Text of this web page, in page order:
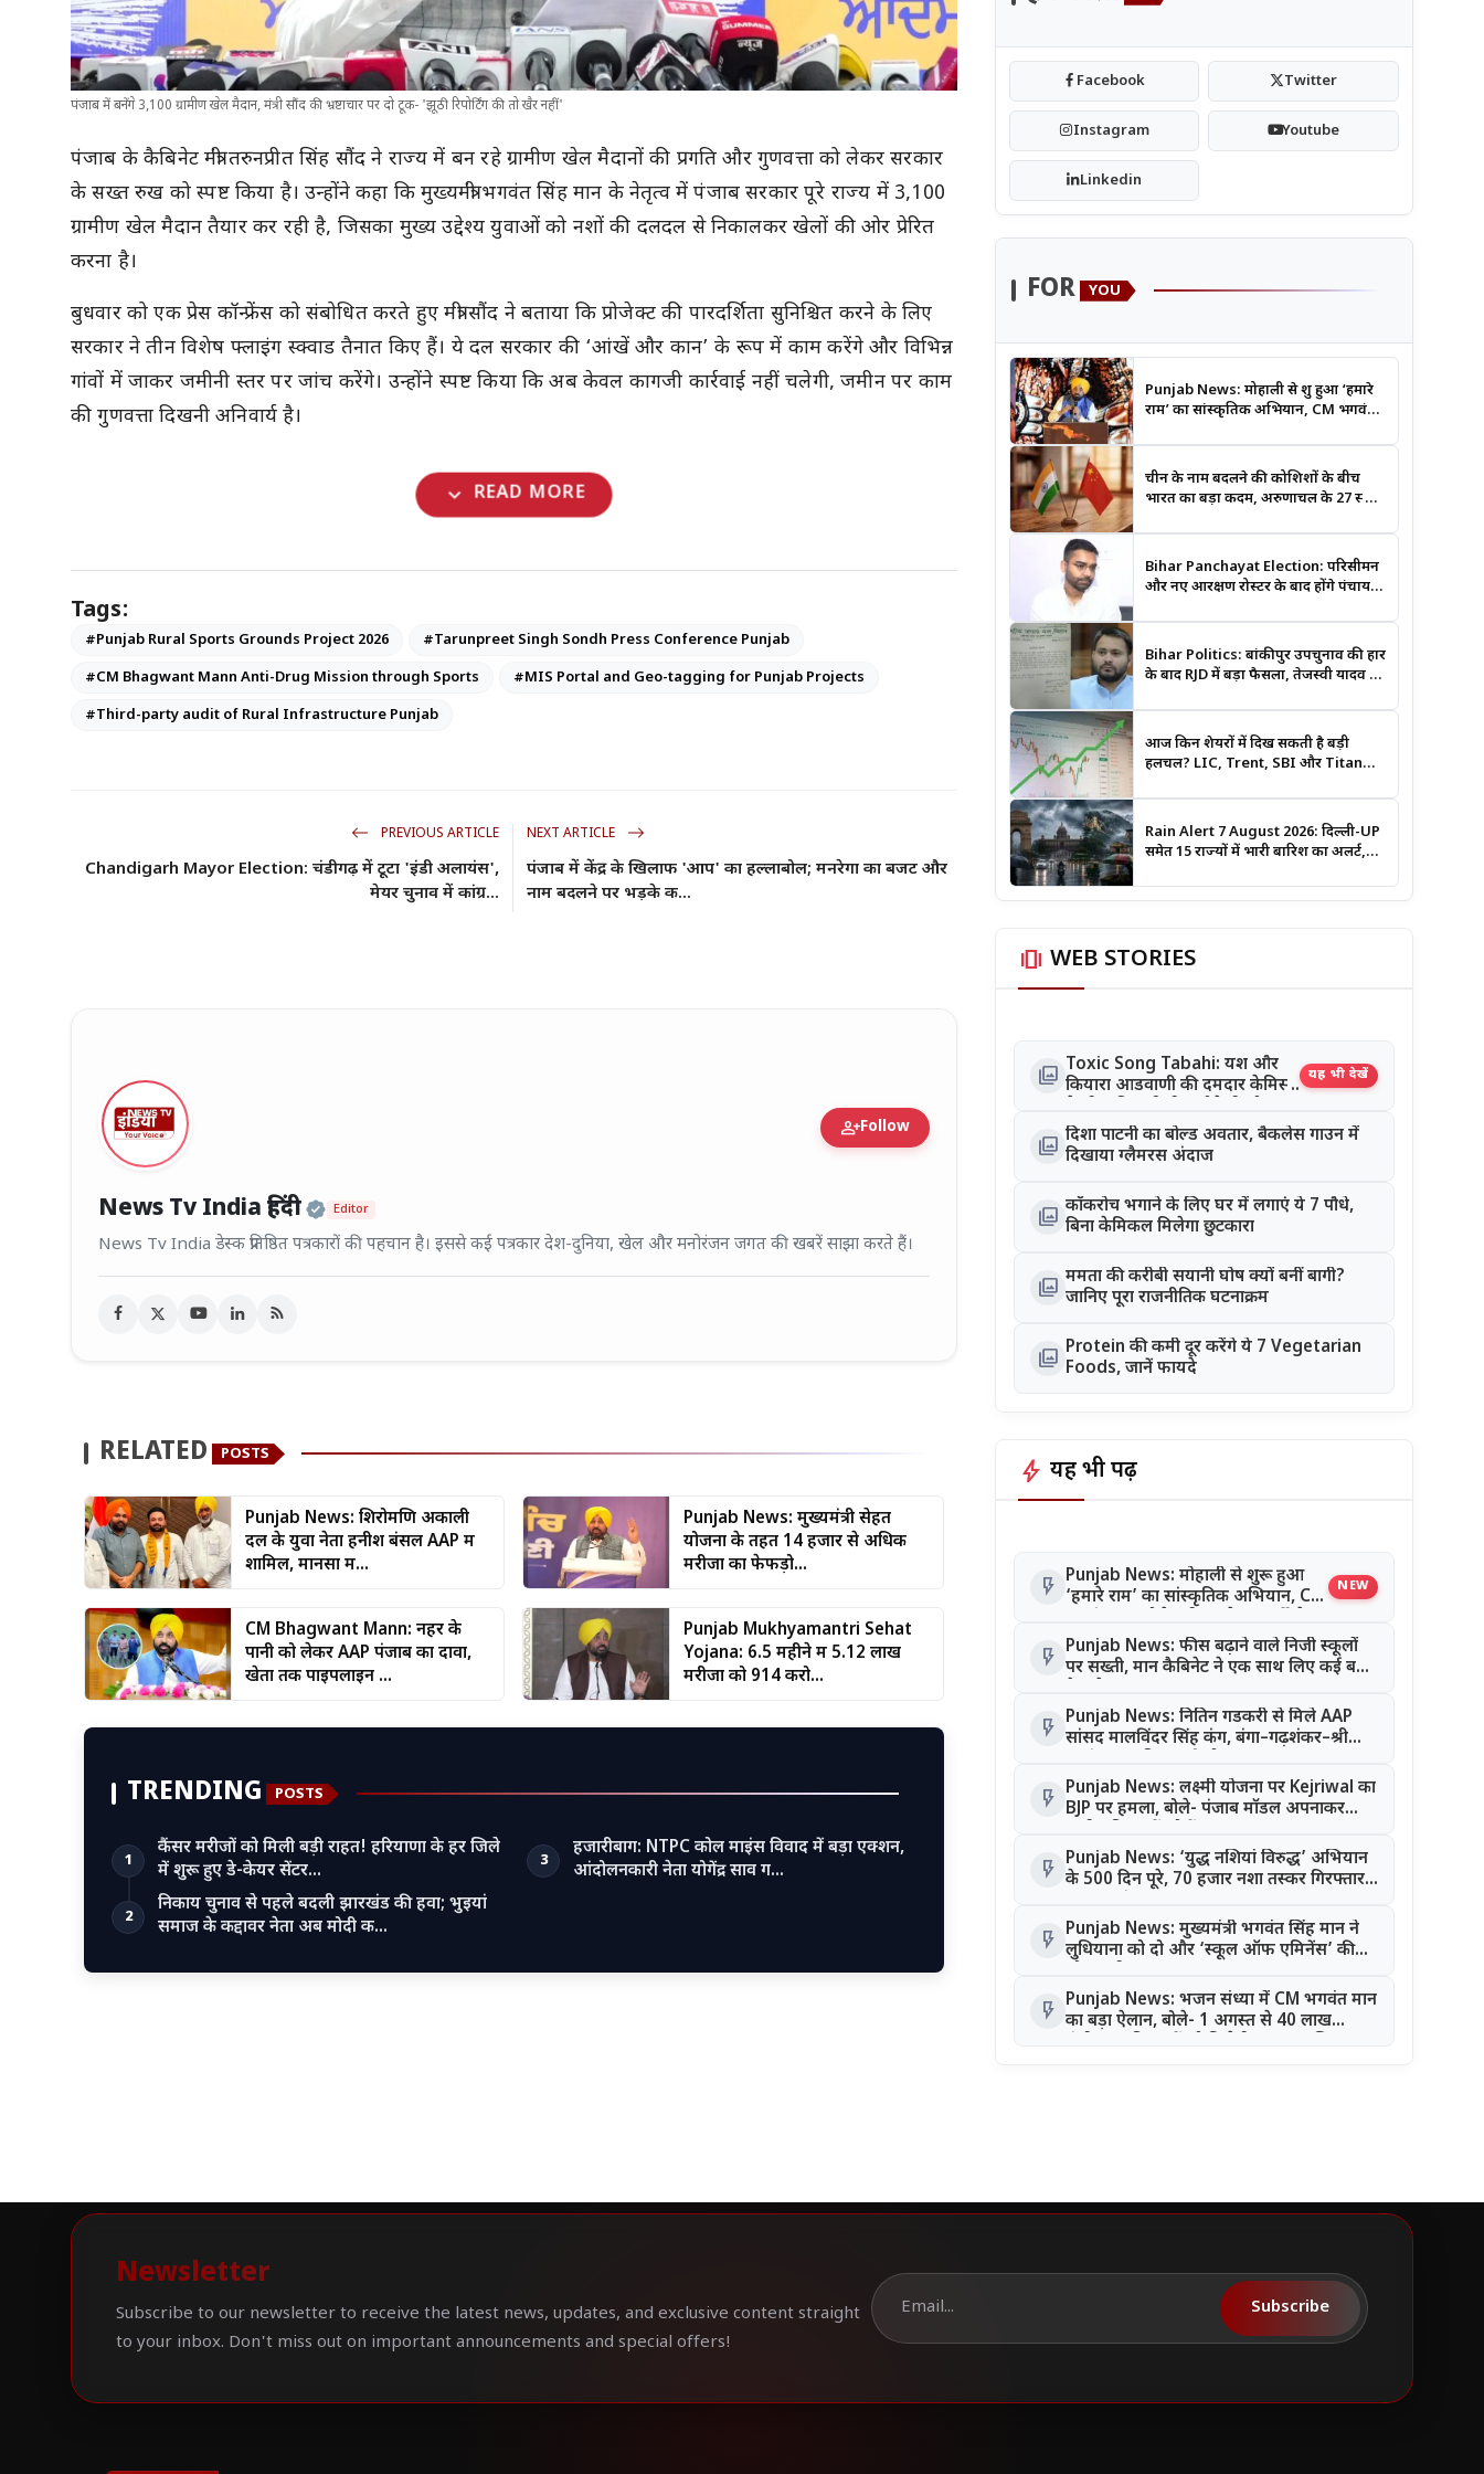
पंजाब में बनेंगे 3,100 ग्रामीण खेल मैदान, मंत्री सौंद की भ्रष्टाचार पर दो टूक- 'झूठी रिपोर्टिंग की तो खैर नहीं'
पंजाब के कैबिनेट मंत्री तरुनप्रीत सिंह सौंद ने राज्य में बन रहे ग्रामीण खेल मैदानों की प्रगति और गुणवत्ता को लेकर सरकार
के सख्त रुख को स्पष्ट किया है। उन्होंने कहा कि मुख्यमंत्री भगवंत सिंह मान के नेतृत्व में पंजाब सरकार पूरे राज्य में 3,100
ग्रामीण खेल मैदान तैयार कर रही है, जिसका मुख्य उद्देश्य युवाओं को नशों की दलदल से निकालकर खेलों की ओर प्रेरित
करना है।
बुधवार को एक प्रेस कॉन्फ्रेंस को संबोधित करते हुए मंत्री सौंद ने बताया कि प्रोजेक्ट की पारदर्शिता सुनिश्चित करने के लिए
सरकार ने तीन विशेष फ्लाइंग स्क्वाड तैनात किए हैं। ये दल सरकार की ‘आंखें और कान’ के रूप में काम करेंगे और विभिन्न
गांवों में जाकर जमीनी स्तर पर जांच करेंगे। उन्होंने स्पष्ट किया कि अब केवल कागजी कार्रवाई नहीं चलेगी, जमीन पर काम
की गुणवत्ता दिखनी अनिवार्य है।
expand_more READ MORE
Tags:
#Punjab Rural Sports Grounds Project 2026
#Tarunpreet Singh Sondh Press Conference Punjab
#CM Bhagwant Mann Anti-Drug Mission through Sports
#MIS Portal and Geo-tagging for Punjab Projects
#Third-party audit of Rural Infrastructure Punjab
PREVIOUS ARTICLE
Chandigarh Mayor Election: चंडीगढ़ में टूटा 'इंडी अलायंस',
मेयर चुनाव में कांग्र...
NEXT ARTICLE
पंजाब में केंद्र के खिलाफ 'आप' का हल्लाबोल; मनरेगा का बजट और
नाम बदलने पर भड़के क...
person_addFollow
News Tv India हिंदी Official | Verified Expert • 27 Mar, 2026
Editor
News Tv India डेस्क प्रतिष्ठित पत्रकारों की पहचान है। इससे कई पत्रकार देश-दुनिया, खेल और मनोरंजन जगत की खबरें साझा करते हैं।
RELATED POSTS
Punjab News: शिरोमणि अकाली
दल के युवा नेता हनीश बंसल AAP में
शामिल, मानसा म...
Punjab News: मुख्यमंत्री सेहत
योजना के तहत 14 हजार से अधिक
मरीजों का फेफड़ो...
CM Bhagwant Mann: नहर के
पानी को लेकर AAP पंजाब का दावा,
खेतों तक पाइपलाइन ...
Punjab Mukhyamantri Sehat
Yojana: 6.5 महीने में 5.12 लाख
मरीजों को ₹914 करो...
TRENDING POSTS
1
कैंसर मरीजों को मिली बड़ी राहत! हरियाणा के हर जिले
में शुरू हुए डे-केयर सेंटर…
2
निकाय चुनाव से पहले बदली झारखंड की हवा; भुइयां
समाज के कद्दावर नेता अब मोदी क…
3
हजारीबाग: NTPC कोल माइंस विवाद में बड़ा एक्शन,
आंदोलनकारी नेता योगेंद्र साव ग…
Facebook Twitter
Instagram Youtube
Linkedin
FOR YOU
Punjab News: मोहाली से शुरू हुआ ‘हमारे
राम’ का सांस्कृतिक अभियान, CM भगवंत
पीढ़ी
चीन के नाम बदलने की कोशिशों के बीच
भारत का बड़ा कदम, अरुणाचल के 27 स्थान
Bihar Panchayat Election: परिसीमन
और नए आरक्षण रोस्टर के बाद होंगे पंचायत
Bihar Politics: बांकीपुर उपचुनाव की हार
के बाद RJD में बड़ा फैसला, तेजस्वी यादव ने
आज किन शेयरों में दिख सकती है बड़ी
हलचल? LIC, Trent, SBI और Titan
Rain Alert 7 August 2026: दिल्ली-UP
समेत 15 राज्यों में भारी बारिश का अलर्ट,
amp_stories WEB STORIES
photo_library Toxic Song Tabahi: यश और
कियारा आडवाणी की दमदार केमिस्ट्री
मीडिया पर छाया गाना
यह भी देखें
photo_library दिशा पाटनी का बोल्ड अवतार, बैकलेस गाउन में
दिखाया ग्लैमरस अंदाज
photo_library कॉकरोच भगाने के लिए घर में लगाएं ये 7 पौधे,
बिना केमिकल मिलेगा छुटकारा
photo_library ममता की करीबी सयानी घोष क्यों बनीं बागी?
जानिए पूरा राजनीतिक घटनाक्रम
photo_library Protein की कमी दूर करेंगे ये 7 Vegetarian
Foods, जानें फायदे
bolt यह भी पढ़ें
flash_on Punjab News: मोहाली से शुरू हुआ
‘हमारे राम’ का सांस्कृतिक अभियान, CM
जुड़ेगी युवा पीढ़ी
NEW
flash_on Punjab News: फीस बढ़ाने वाले निजी स्कूलों
पर सख्ती, मान कैबिनेट ने एक साथ लिए कई बड़े
flash_on Punjab News: नितिन गडकरी से मिले AAP
सांसद मालविंदर सिंह कंग, बंगा–गढ़शंकर–श्री
बनाने की उठाई मांग
flash_on Punjab News: लक्ष्मी योजना पर Kejriwal का
BJP पर हमला, बोले- पंजाब मॉडल अपनाकर
flash_on Punjab News: ‘युद्ध नशियां विरुद्ध’ अभियान
के 500 दिन पूरे, 70 हजार नशा तस्कर गिरफ्तार;
flash_on Punjab News: मुख्यमंत्री भगवंत सिंह मान ने
लुधियाना को दो और ‘स्कूल ऑफ एमिनेंस’ की
flash_on Punjab News: भजन संध्या में CM भगवंत मान
का बड़ा ऐलान, बोले- 1 अगस्त से 40 लाख
Newsletter
Subscribe to our newsletter to receive the latest news, updates, and exclusive content straight
to your inbox. Don't miss out on important announcements and special offers!
Subscribe